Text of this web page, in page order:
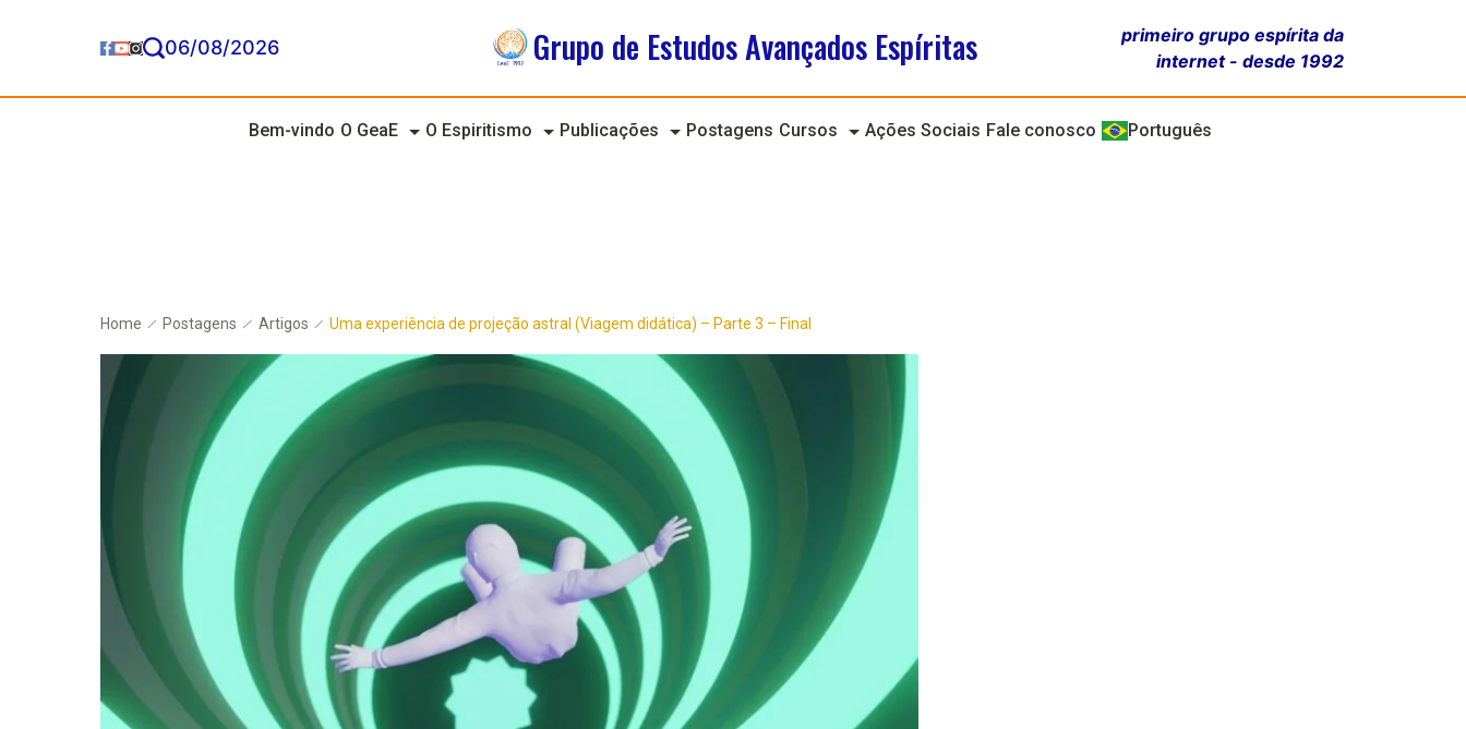
06/08/2026 Grupo de Estudos Avançados Espíritas
primeiro grupo espírita da
internet - desde 1992
Bem-vindo O GeaE O Espiritismo Publicações Postagens Cursos Ações Sociais Fale conosco Português
Home Postagens Artigos Uma experiência de projeção astral (Viagem didática) – Parte 3 – Final